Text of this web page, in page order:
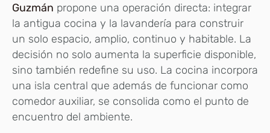
Guzmán propone una operación directa: integrar
la antigua cocina y la lavandería para construir
un solo espacio, amplio, continuo y habitable. La
decisión no solo aumenta la superficie disponible,
sino también redefine su uso. La cocina incorpora
una isla central que además de funcionar como
comedor auxiliar, se consolida como el punto de
encuentro del ambiente.